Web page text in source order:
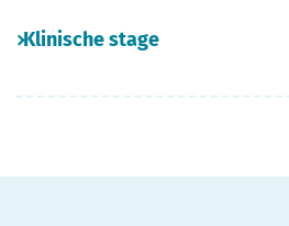
Klinische stage